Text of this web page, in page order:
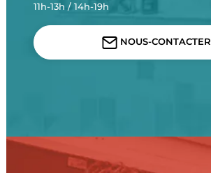
11h-13h / 14h-19h
NOUS-CONTACTER